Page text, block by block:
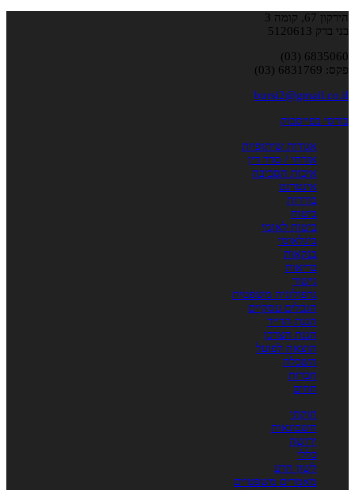
הירקון 67, קומה 3
בני ברק 5120613
6835060 (03)
פקס: 6831769 (03)
bursi2@gmail.co.il
בורסי בפייסבוק
אגודות שיתופיות
אזרחי / סדר דין
איכות הסביבה
אינטרנט
בוררות
ביטוח
ביטוח לאומי
בינלאומי
בנקאות
בריאות
גישור
גרפולוגיה משפטית
הגבלים עסקיים
הגנת הדייר
הגנת הצרכן
הוצאה לפועל
השכלה
חברות
חוזים
חוקתי
חשבונאות
ירושה
כללי
לשון הרע
מאמרים משפטיים